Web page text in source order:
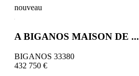
nouveau
A BIGANOS MAISON DE ...
BIGANOS 33380
432 750 €